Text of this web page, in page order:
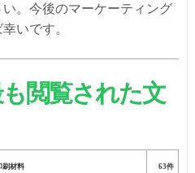
。今後のマーケーティング
いです。
閲覧された文
刷材料 63件